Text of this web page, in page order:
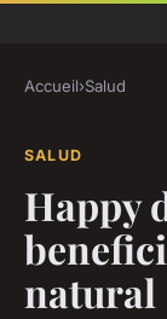
Accueil›Salud
SALUD
Happy
natural